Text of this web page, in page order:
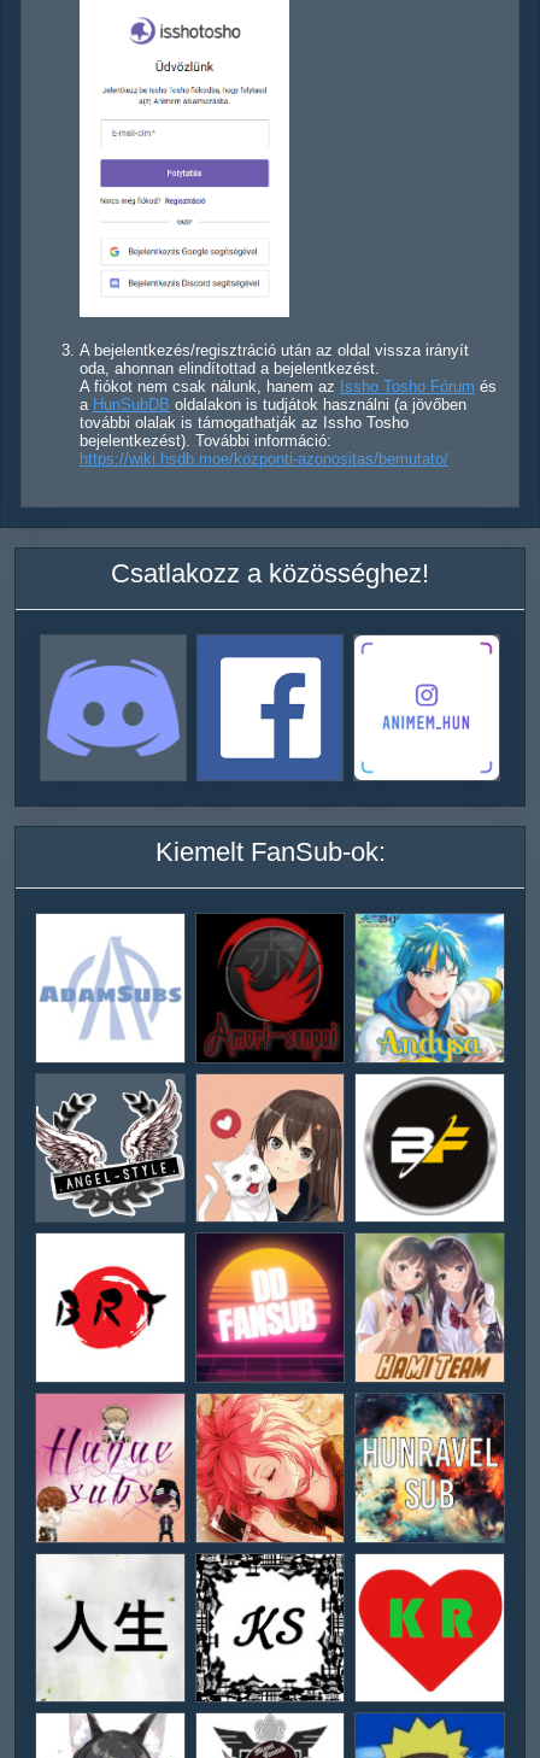
A bejelentkezés/regisztráció után az oldal vissza irányít
oda, ahonnan elindítottad a bejelentkezést.
A fiókot nem csak nálunk, hanem az Issho Tosho Fórum és
a HunSubDB oldalakon is tudjátok használni (a jövőben
további olalak is támogathatják az Issho Tosho
bejelentkezést). További információ:
https://wiki.hsdb.moe/kozponti-azonositas/bemutato/
Csatlakozz a közösséghez!
Kiemelt FanSub-ok: